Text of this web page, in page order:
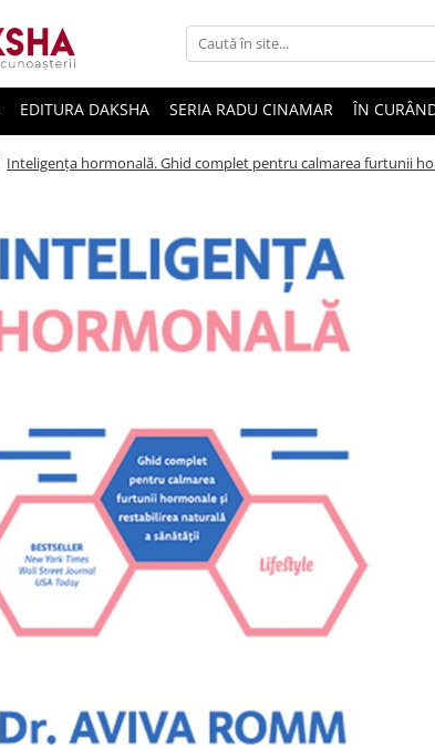
EDITURA DAKSHA SERIA RADU CINAMAR ÎN
Inteligența hormonală. Ghid complet pentru calmarea furtunii